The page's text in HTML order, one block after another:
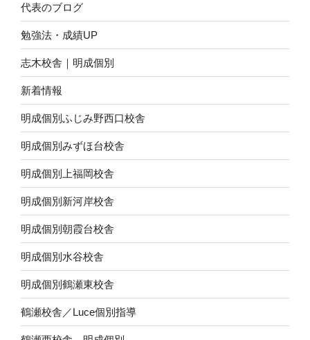
代表のブログ
勉強法・成績UP
志木校舎｜明成個別
新着情報
明成個別ふじみ野西口校舎
明成個別みずほ台校舎
明成個別上福岡校舎
明成個別新河岸校舎
明成個別朝霞台校舎
明成個別水谷校舎
明成個別鶴瀬東校舎
鶴瀬校舎／Luce個別指導